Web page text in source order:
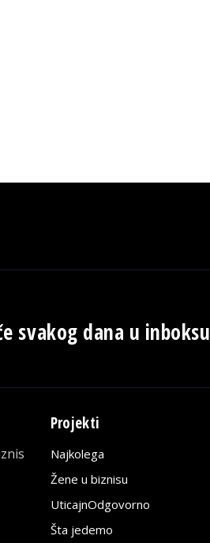
svakog dana u inboksu
Projekti
Najkolega
Žene u biznisu
UticajnOdgovorno
Šta jedemo